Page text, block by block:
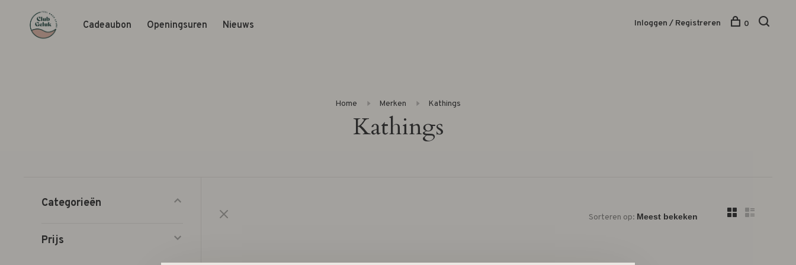
Cadeaubon Openingsuren Nieuws Inloggen / Registreren 0
Home Merken Kathings
Kathings
Categorieën
Prijs
Sorteren op: